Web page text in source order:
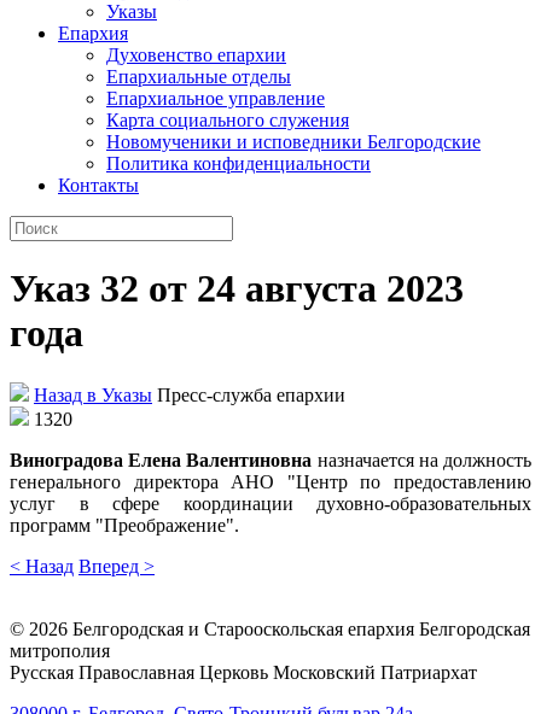
Указы
Епархия
Духовенство епархии
Епархиальные отделы
Епархиальное управление
Карта социального служения
Новомученики и исповедники Белгородские
Политика конфиденциальности
Контакты
Указ 32 от 24 августа 2023
года
Назад в Указы Пресс-служба епархии
1320
Виноградова Елена Валентиновна назначается на должность
генерального директора АНО "Центр по предоставлению
услуг в сфере координации духовно-образовательных
программ "Преображение".
< Назад Вперед >
© 2026 Белгородская и Старооскольская епархия Белгородская
митрополия
Русская Православная Церковь Московский Патриархат